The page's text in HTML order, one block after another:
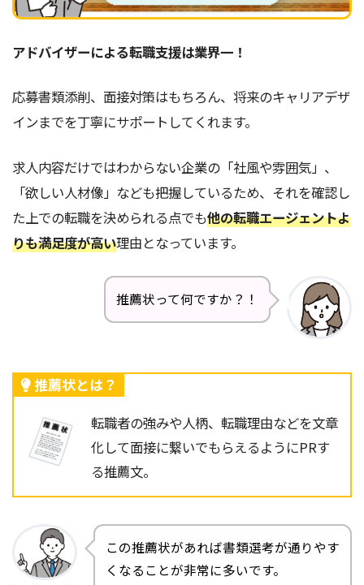
アドバイザーによる転職支援は業界一！
応募書類添削、面接対策はもちろん、将来のキャリアデザ
インまでを丁寧にサポートしてくれます。
求人内容だけではわからない企業の「社風や雰囲気」、
「欲しい人材像」なども把握しているため、それを確認し
た上での転職を決められる点でも他の転職エージェントよ
りも満足度が高い理由となっています。
推薦状って何ですか？！
推薦状とは？
転職者の強みや人柄、転職理由などを文章
化して面接に繋いでもらえるようにPRす
る推薦文。
この推薦状があれば書類選考が通りやす
くなることが非常に多いです。